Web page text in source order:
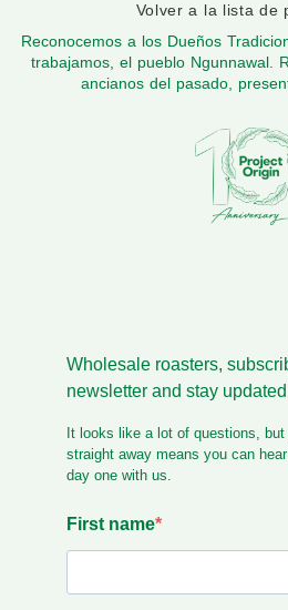
Volver a la lista de
Reconocemos a los Dueños
trabajamos, el pueblo Ngunnawal.
ancianos del pasado,